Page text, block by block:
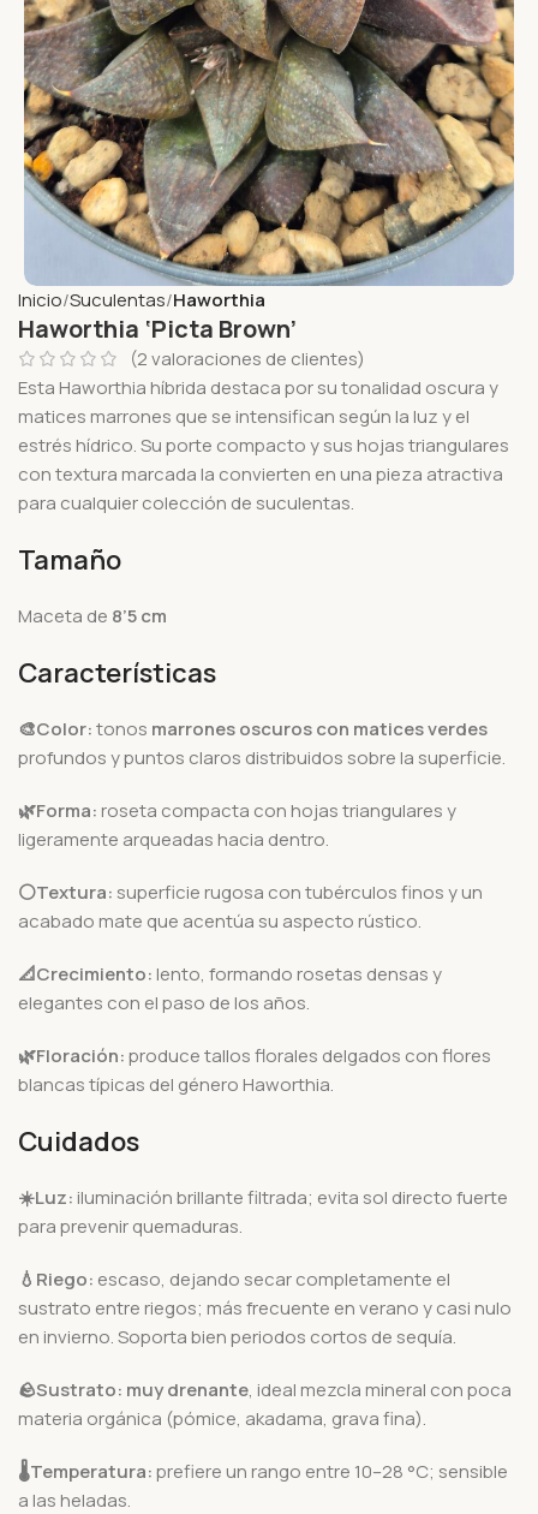
Inicio Suculentas Haworthia
Haworthia ‘Picta Brown’
(2valoraciones de clientes)
Esta Haworthia híbrida destaca por su tonalidad oscura y
matices marrones que se intensifican según la luz y el
estrés hídrico. Su porte compacto y sus hojas triangulares
con textura marcada la convierten en una pieza atractiva
para cualquier colección de suculentas.
Tamaño
Maceta de 8’5 cm
Características
🎨Color:tonos marrones oscuros con matices verdes
profundos y puntos claros distribuidos sobre la superficie.
🌿Forma: roseta compacta con hojas triangulares y
ligeramente arqueadas hacia dentro.
⚪Textura: superficie rugosa con tubérculos finos y un
acabado mate que acentúa su aspecto rústico.
📐Crecimiento: lento, formando rosetas densas y
elegantes con el paso de los años.
🌿Floración:produce tallos florales delgados con flores
blancas típicas del género Haworthia.
Cuidados
☀️Luz: iluminación brillante filtrada; evita sol directo fuerte
para prevenir quemaduras.
💧 Riego: escaso, dejando secar completamente el
sustrato entre riegos; más frecuente en verano y casi nulo
en invierno. Soporta bien periodos cortos de sequía.
🪨Sustrato: muy drenante, ideal mezcla mineral con poca
materia orgánica (pómice, akadama, grava fina).
🌡️Temperatura:prefiere un rango entre 10–28 °C; sensible
a las heladas.